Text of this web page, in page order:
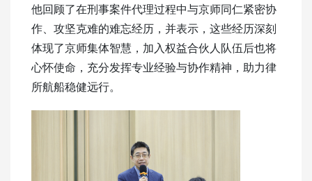
他回顾了在刑事案件代理过程中与京师同仁紧密协
作、攻坚克难的难忘经历，并表示，这些经历深刻
体现了京师集体智慧，加入权益合伙人队伍后也将
心怀使命，充分发挥专业经验与协作精神，助力律
所航船稳健远行。